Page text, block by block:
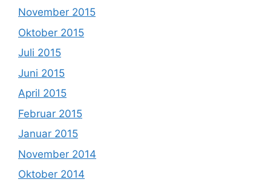
November 2015
Oktober 2015
Juli 2015
Juni 2015
April 2015
Februar 2015
Januar 2015
November 2014
Oktober 2014